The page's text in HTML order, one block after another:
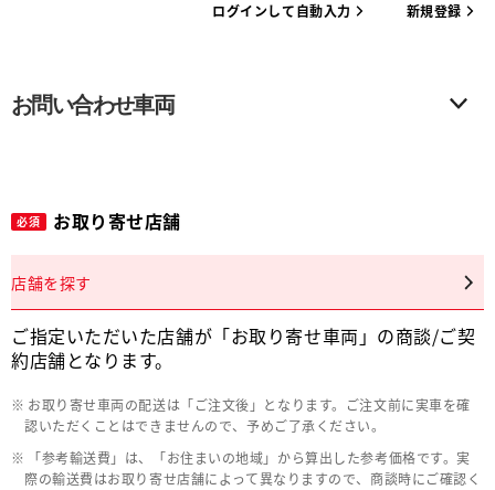
ログインして自動入力 新規登録
お問い合わせ車両
必須 お取り寄せ店舗
店舗を探す
ご指定いただいた店舗が「お取り寄せ車両」の商談/ご契
約店舗となります。
お取り寄せ車両の配送は「ご注文後」となります。ご注文前に実車を確
認いただくことはできませんので、予めご了承ください。
「参考輸送費」は、「お住まいの地域」から算出した参考価格です。実
際の輸送費はお取り寄せ店舗によって異なりますので、商談時にご確認く